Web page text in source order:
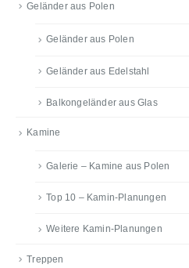
Geländer aus Polen
Geländer aus Polen
Geländer aus Edelstahl
Balkongeländer aus Glas
Kamine
Galerie – Kamine aus Polen
Top 10 – Kamin-Planungen
Weitere Kamin-Planungen
Treppen